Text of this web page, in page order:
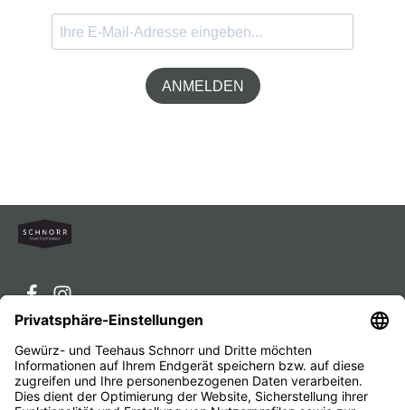
ANMELDEN
Service-Hotline
Service